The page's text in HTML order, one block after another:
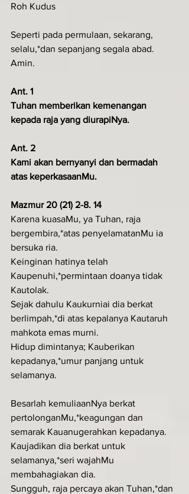
Roh Kudus
Seperti pada permulaan, sekarang,
selalu,*dan sepanjang segala abad.
Amin.
Ant. 1
Tuhan memberikan kemenangan
kepada raja yang diurapiNya.
Ant. 2
Kami akan bernyanyi dan bermadah
atas keperkasaanMu.
Mazmur 20 (21) 2-8. 14
Karena kuasaMu, ya Tuhan, raja
bergembira,*atas penyelamatanMu ia
bersuka ria.
Keinginan hatinya telah
Kaupenuhi,*permintaan doanya tidak
Kautolak.
Sejak dahulu Kaukurniai dia berkat
berlimpah,*di atas kepalanya Kautaruh
mahkota emas murni.
Hidup dimintanya; Kauberikan
kepadanya,*umur panjang untuk
selamanya.
Besarlah kemuliaanNya berkat
pertolonganMu,*keagungan dan
semarak Kauanugerahkan kepadanya.
Kaujadikan dia berkat untuk
selamanya,*seri wajahMu
membahagiakan dia.
Sungguh, raja percaya akan Tuhan,*dan